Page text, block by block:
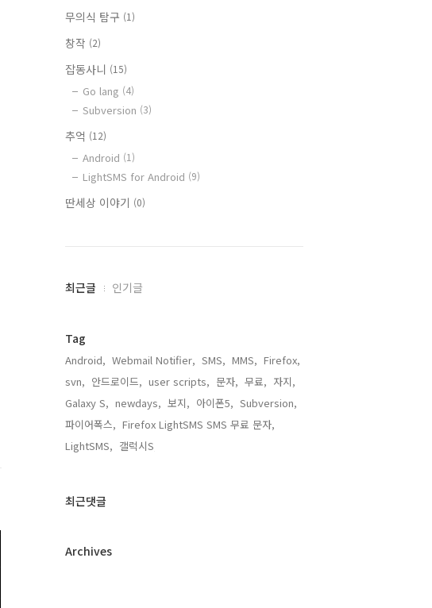
무의식 탐구 (1)
창작 (2)
잡동사니 (15)
Go lang (4)
Subversion (3)
추억 (12)
Android (1)
LightSMS for Android (9)
딴세상 이야기 (0)
최
과
기
글
최근글 인기글
Tag
Android, Webmail Notifier, SMS, MMS, Firefox,
svn, 안드로이드, user scripts, 문자, 무료, 자지,
Galaxy S, newdays, 보지, 아이폰5, Subversion,
파이어폭스, Firefox LightSMS SMS 무료 문자,
LightSMS, 갤럭시S,
최근댓글
Archives